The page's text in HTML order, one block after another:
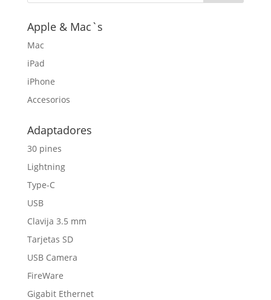
Apple & Mac`s
Mac
iPad
iPhone
Accesorios
Adaptadores
30 pines
Lightning
Type-C
USB
Clavija 3.5 mm
Tarjetas SD
USB Camera
FireWare
Gigabit Ethernet